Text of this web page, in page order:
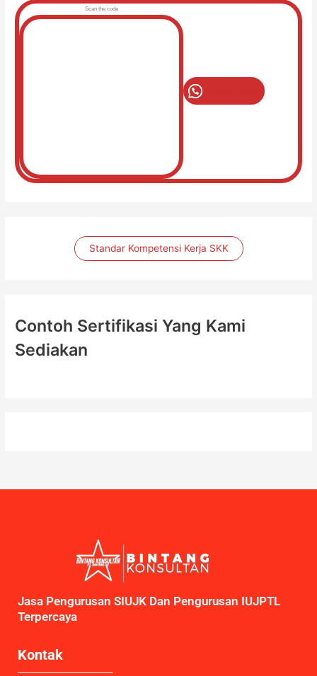
Scan the code
Standar Kompetensi Kerja SKK
Contoh Sertifikasi Yang Kami
Sediakan
Jasa Pengurusan SIUJK Dan Pengurusan IUJPTL
Terpercaya
Kontak